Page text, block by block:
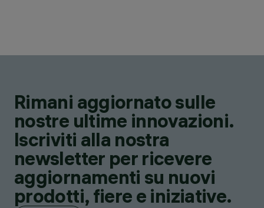
Rimani aggiornato sulle
nostre ultime innovazioni.
Iscriviti alla nostra
newsletter per ricevere
aggiornamenti su nuovi
prodotti, fiere e iniziative.